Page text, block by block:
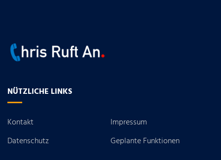
NÜTZLICHE LINKS
Kontakt
Impressum
Datenschutz
Geplante Funktionen